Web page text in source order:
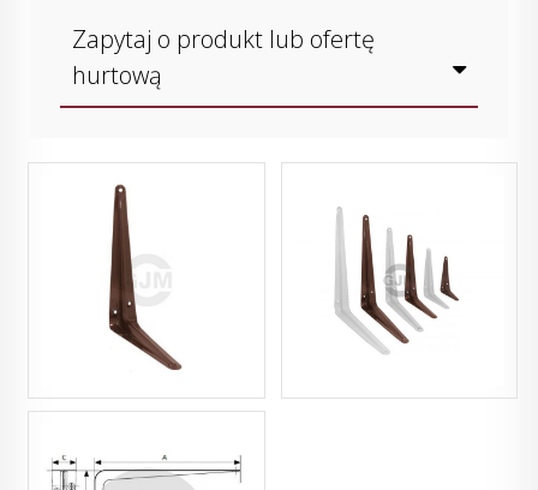
Zapytaj o produkt lub ofertę
hurtową